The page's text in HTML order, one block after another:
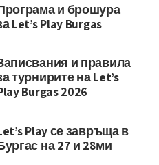
и брошура
Let’s Play Burgas
и правила
турнирите на Let’s
Burgas 2026
Play се завръща в
на 27 и 28ми